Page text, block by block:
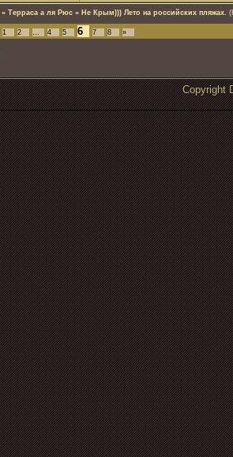
» Терраса а ля Рюс » Не Крым))) Лето на российских пляжах.
1 2 … 4 5 6 7 8 »
Copyright